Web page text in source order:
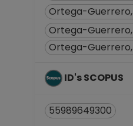
Ortega-Guerrero,
Ortega-Guerrero,
Ortega-
ID's SCOPUS
55989649300